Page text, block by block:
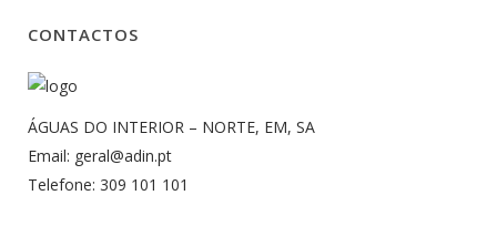
CONTACTOS
ÁGUAS DO INTERIOR – NORTE, EM, SA
Email: geral@adin.pt
Telefone: 309 101 101